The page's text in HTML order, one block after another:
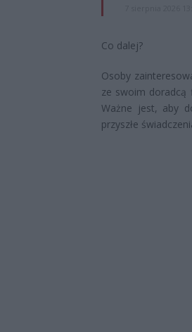
Co dalej?
Osoby
ze swoim doradcą
Ważne jest, aby
przyszłe